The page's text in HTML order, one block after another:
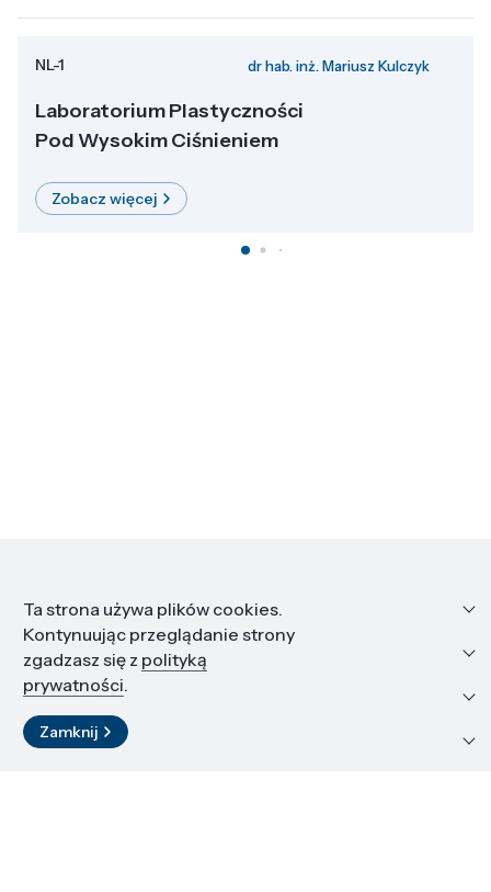
NL-1 dr hab. inż. Mariusz Kulczyk
Laboratorium Plastyczności
Pod Wysokim Ciśnieniem
Zobacz więcej
Informacje
Edukacja i kariera
Zasoby i materiały
Kontakt
Ta strona używa plików cookies.
Kontynuując przeglądanie strony
zgadzasz się z polityką
prywatności.
Zamknij